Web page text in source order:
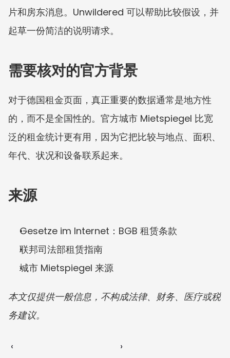
片和房东消息。Unwildered 可以帮助比较假设，并
起草一份简洁的说明请求。
需要核对的官方背景
对于德国租金页面，真正重要的数据通常是地方性
的，而不是全国性的。官方城市 Mietspiegel 比宽
泛的租金统计更有用，因为它把比较与地点、面积、
年代、状况和设备联系起来。
来源
Gesetze im Internet：BGB 租赁条款
联邦司法部租赁指南
城市 Mietspiegel 来源
本文仅提供一般信息，不构成法律、财务、医疗或税
务建议。
‹ ›